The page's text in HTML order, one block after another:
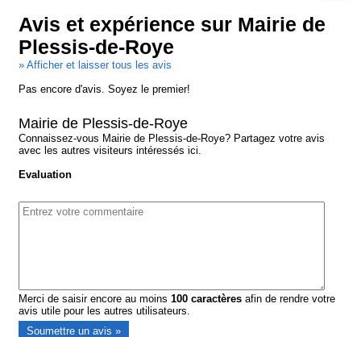
Avis et expérience sur Mairie de
Plessis-de-Roye
» Afficher et laisser tous les avis
Pas encore d'avis. Soyez le premier!
Mairie de Plessis-de-Roye
Connaissez-vous Mairie de Plessis-de-Roye? Partagez votre avis
avec les autres visiteurs intéressés ici.
Evaluation
Merci de saisir encore au moins100 caractères afin de rendre votre
avis utile pour les autres utilisateurs.